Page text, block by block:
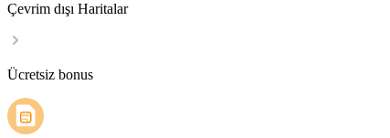
Çevrim dışı Haritalar
Ücretsiz bonus